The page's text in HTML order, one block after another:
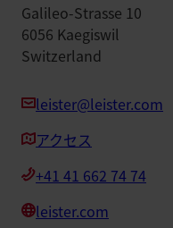
Galileo-Strasse 10
6056 Kaegiswil
Switzerland
leister@leister.com
アクセス
+41 41 662 74 74
leister.com